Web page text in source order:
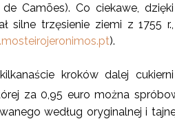
Camões). Co ciekawe, dzięki
silne trzęsienie ziemi z 1755 r.,
).
kroków dalej cukierni
za 0,95 euro można
według oryginalnej i